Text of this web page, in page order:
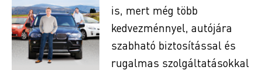
is, mert még több
kedvezménnyel, autójára
szabható biztosítással és
rugalmas szolgáltatásokkal